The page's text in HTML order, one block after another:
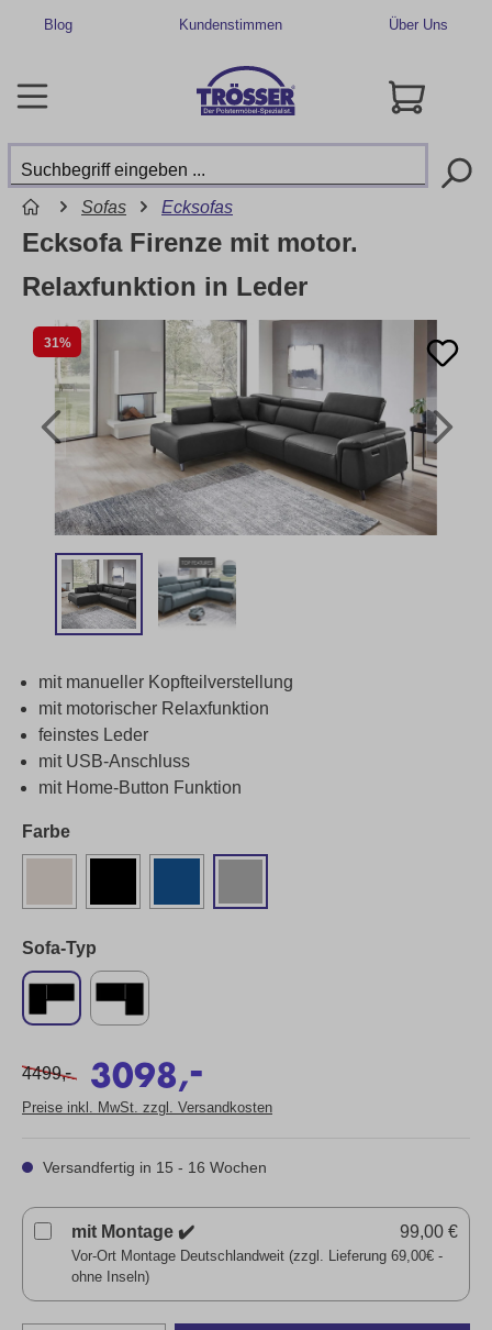
Blog Kundenstimmen Über Uns
Sofas Ecksofas
31%
Ecksofa Firenze mit motor.
Relaxfunktion in Leder
mit manueller Kopfteilverstellung
mit motorischer Relaxfunktion
feinstes Leder
mit USB-Anschluss
mit Home-Button Funktion
Farbe
Sofa-Typ
4499,- 3098,
-
Preise inkl. MwSt. zzgl. Versandkosten
Versandfertig in 15 - 16 Wochen
mit Montage ✔️
Vor-Ort Montage Deutschlandweit (zzgl. Lieferung 69,00€ -
ohne Inseln)
99,00 €